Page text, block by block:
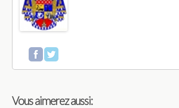
Vous aimerez aussi: